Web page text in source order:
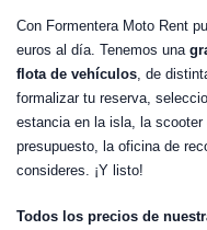
Con Formentera Moto Rent
euros al día. Tenemos una
flota de vehículos, de
formalizar tu reserva,
estancia en la isla, la
presupuesto, la oficina de
consideres. ¡Y listo!
Todos los precios de